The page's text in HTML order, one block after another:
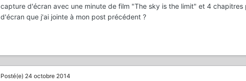
capture d'écran avec une minute de film "The sky is the limit" et 4
d'écran que j'ai jointe à mon post précédent ?
Posté(e) 24 octobre 2014